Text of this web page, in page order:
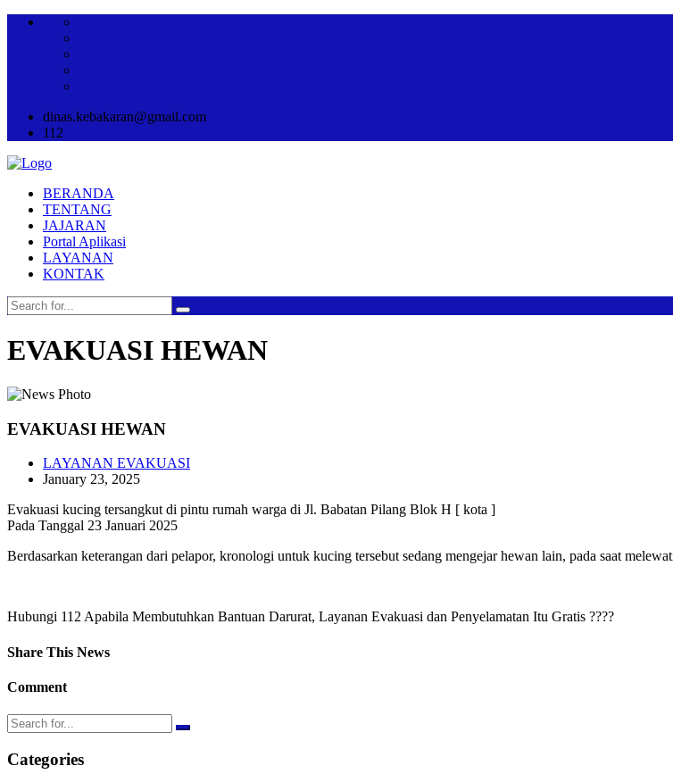
dinas.kebakaran@gmail.com
112
BERANDA
TENTANG
JAJARAN
Portal Aplikasi
LAYANAN
KONTAK
EVAKUASI HEWAN
EVAKUASI HEWAN
LAYANAN EVAKUASI
January 23, 2025
Evakuasi kucing tersangkut di pintu rumah warga di Jl. Babatan Pilang Blok H [ kota ]
Pada Tanggal 23 Januari 2025
Berdasarkan keterangan dari pelapor, kronologi untuk kucing tersebut sedang mengejar hewan lain, pada saat
Hubungi 112 Apabila Membutuhkan Bantuan Darurat, Layanan Evakuasi dan Penyelamatan Itu Gratis ????
Share This News
Comment
Categories